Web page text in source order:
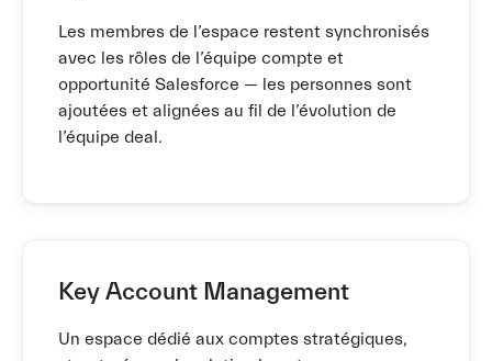
Les membres de l’espace restent synchronisés
avec les rôles de l’équipe compte et
opportunité Salesforce — les personnes sont
ajoutées et alignées au fil de l’évolution de
l’équipe deal.
Key Account Management
Un espace dédié aux comptes stratégiques,